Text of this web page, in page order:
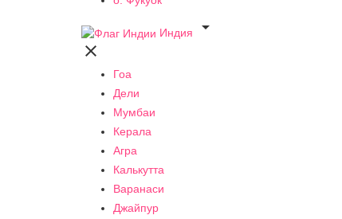
Индия


Гоа
Дели
Мумбаи
Керала
Агра
Калькутта
Варанаси
Джайпур